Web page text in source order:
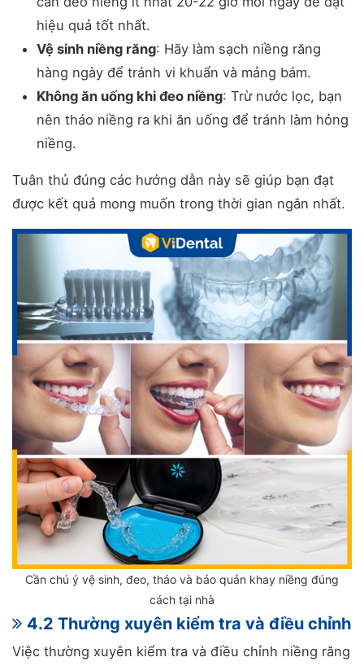
hiệu quả tốt nhất.
Vệ sinh niềng răng: Hãy làm sạch niềng răng
hàng ngày để tránh vi khuẩn và mảng bám.
Không ăn uống khi đeo niềng: Trừ nước lọc, bạn
nên tháo niềng ra khi ăn uống để tránh làm hỏng
niềng.
Tuân thủ đúng các hướng dẫn này sẽ giúp bạn đạt
được kết quả mong muốn trong thời gian ngắn nhất.
Cần chú ý vệ sinh, đeo, tháo và bảo quản khay niềng đúng
cách tại nhà
4.2 Thường xuyên kiểm tra và điều chỉnh
Việc thường xuyên kiểm tra và điều chỉnh niềng răng